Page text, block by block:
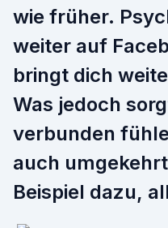
wie früher.
weiter auf
bringt dich
Was jedoch
verbunden
auch
Beispiel dazu,